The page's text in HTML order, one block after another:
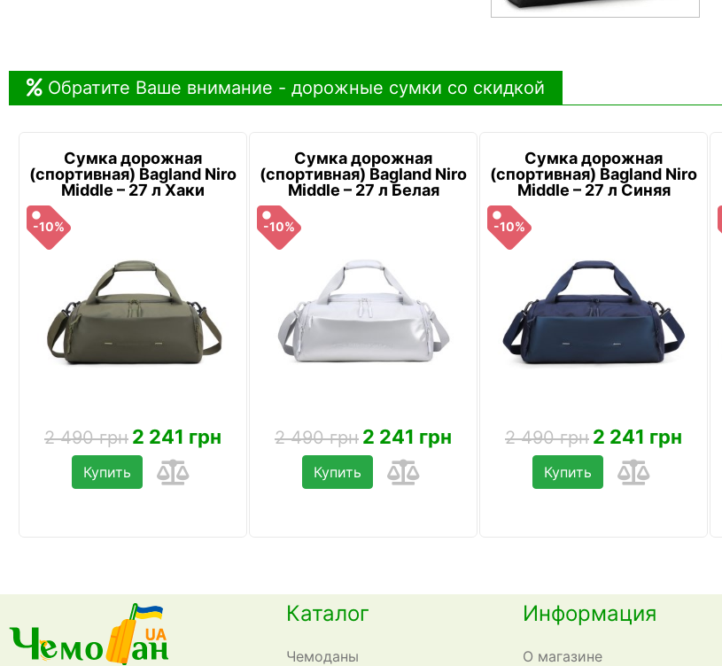
Обратите Ваше внимание - дорожные сумки со скидкой
Сумка дорожная
(спортивная) Bagland Niro
Middle – 27 л Хаки
-10%
2 490 грн 2 241 грн
Купить
Сумка дорожная
(спортивная) Bagland Niro
Middle – 27 л Белая
-10%
2 490 грн 2 241 грн
Купить
Сумка дорожная
(спортивная) Bagland Niro
Middle – 27 л Синяя
-10%
2 490 грн 2 241 грн
Купить
Каталог
Чемоданы
Информация
О магазине